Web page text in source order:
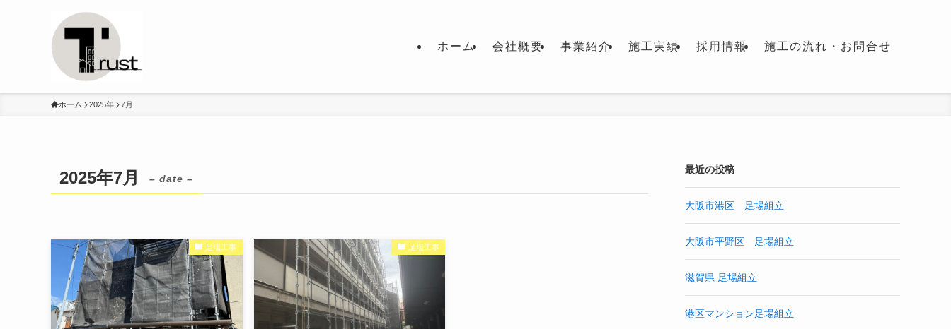
ホーム 会社概要 事業紹介 施工実績 採用情報 施工の流れ・お問合せ
ホーム 2025年 7月
2025年7月 – date –
足場工事 足場工事
最近の投稿
大阪市港区 足場組立
大阪市平野区 足場組立
滋賀県 足場組立
港区マンション足場組立